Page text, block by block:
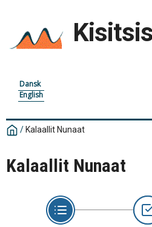
Dansk
English
/ Kalaallit Nunaat
Kalaallit Nunaat